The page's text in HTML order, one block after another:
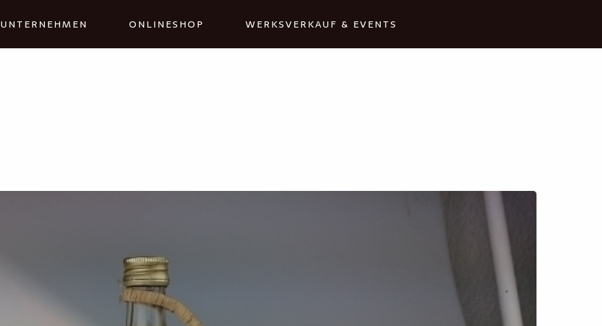
UNTERNEHMEN ONLINESHOP WERKSVERKAUF & EVENTS